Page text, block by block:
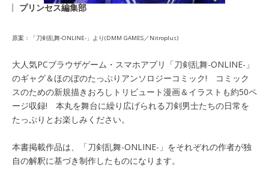
プリンセス編集部
原案：「刀剣乱舞-ONLINE-」より(DMM GAMES／Nitroplus)
大人気PCブラウザゲーム・スマホアプリ「刀剣乱舞-ONLINE-」
のギャグ＆ほのぼのたっぷりアンソロジーコミック! コミック
スのための新規描きおろしトリビュート漫画＆イラストも約50ペ
ージ収録! 本丸を舞台に繰り広げられる刀剣男士たちの日常を
たっぷりとお楽しみください。
本書掲載作品は、「刀剣乱舞-ONLINE-」をそれぞれの作者が独
自の解釈に基づき制作したものになります。